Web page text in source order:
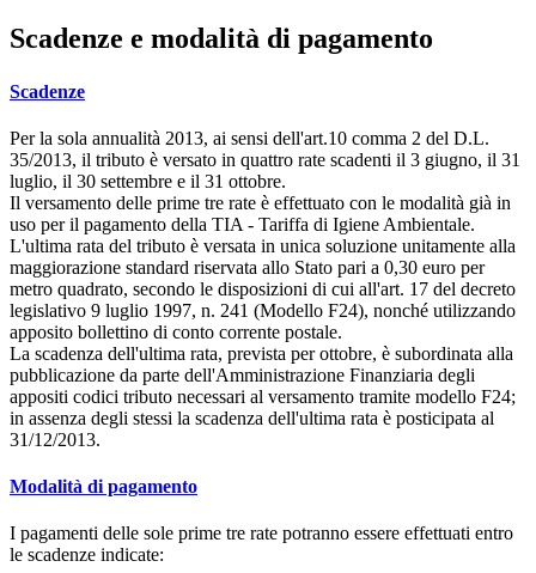
Scadenze e modalità di pagamento
Scadenze
Per la sola annualità 2013, ai sensi dell'art.10 comma 2 del D.L.
35/2013, il tributo è versato in quattro rate scadenti il 3 giugno, il 31
luglio, il 30 settembre e il 31 ottobre.
Il versamento delle prime tre rate è effettuato con le modalità già in
uso per il pagamento della TIA - Tariffa di Igiene Ambientale.
L'ultima rata del tributo è versata in unica soluzione unitamente alla
maggiorazione standard riservata allo Stato pari a 0,30 euro per
metro quadrato, secondo le disposizioni di cui all'art. 17 del decreto
legislativo 9 luglio 1997, n. 241 (Modello F24), nonché utilizzando
apposito bollettino di conto corrente postale.
La scadenza dell'ultima rata, prevista per ottobre, è subordinata alla
pubblicazione da parte dell'Amministrazione Finanziaria degli
appositi codici tributo necessari al versamento tramite modello F24;
in assenza degli stessi la scadenza dell'ultima rata è posticipata al
31/12/2013.
Modalità di pagamento
I pagamenti delle sole prime tre rate potranno essere effettuati entro
le scadenze indicate: